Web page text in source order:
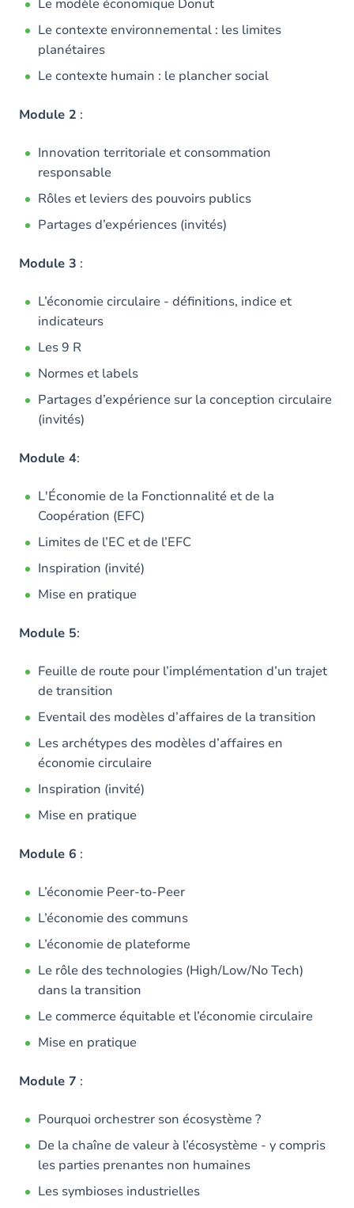
Le modèle économique Donut
Le contexte environnemental : les limites
planétaires
Le contexte humain : le plancher social
Module 2 :
Innovation territoriale et consommation
responsable
Rôles et leviers des pouvoirs publics
Partages d’expériences (invités)
Module 3 :
L’économie circulaire - définitions, indice et
indicateurs
Les 9 R
Normes et labels
Partages d’expérience sur la conception circulaire
(invités)
Module 4:
L'Économie de la Fonctionnalité et de la
Coopération (EFC)
Limites de l’EC et de l’EFC
Inspiration (invité)
Mise en pratique
Module 5:
Feuille de route pour l’implémentation d’un trajet
de transition
Eventail des modèles d’affaires de la transition
Les archétypes des modèles d’affaires en
économie circulaire
Inspiration (invité)
Mise en pratique
Module 6 :
L’économie Peer-to-Peer
L’économie des communs
L’économie de plateforme
Le rôle des technologies (High/Low/No Tech)
dans la transition
Le commerce équitable et l’économie circulaire
Mise en pratique
Module 7 :
Pourquoi orchestrer son écosystème ?
De la chaîne de valeur à l’écosystème - y compris
les parties prenantes non humaines
Les symbioses industrielles